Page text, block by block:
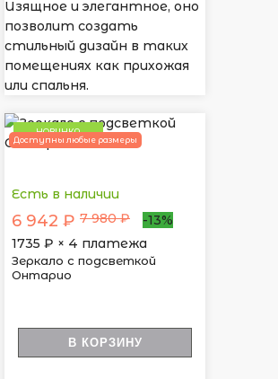
Изящное и элегантное, оно
позволит создать
стильный дизайн в таких
помещениях как прихожая
или спальня.
НОВИНКА
Доступны любые размеры
Есть в наличии
6 942 ₽ 7 980 ₽
-13%
1735 ₽ × 4 платежа
Зеркало с подсветкой
Онтарио
В КОРЗИНУ